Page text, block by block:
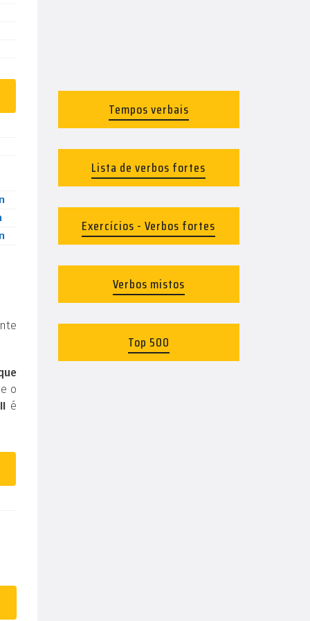
o
é
Tempos verbais
Lista de verbos fortes
Exercícios - Verbos fortes
Verbos mistos
Top 500